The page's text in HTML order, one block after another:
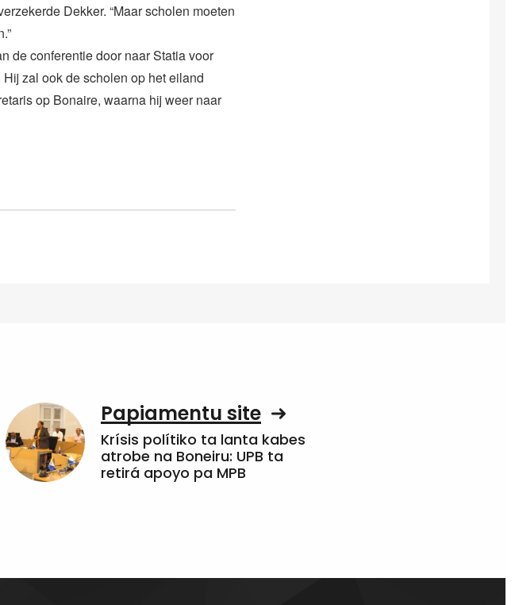
Dekker. “Maar scholen moeten
de conferentie door naar Statia voor
zal ook de scholen op het eiland
op Bonaire, waarna hij weer naar
Papiamentu site
Krísis polítiko ta lanta kabes
atrobe na Boneiru: UPB ta
retirá apoyo pa MPB